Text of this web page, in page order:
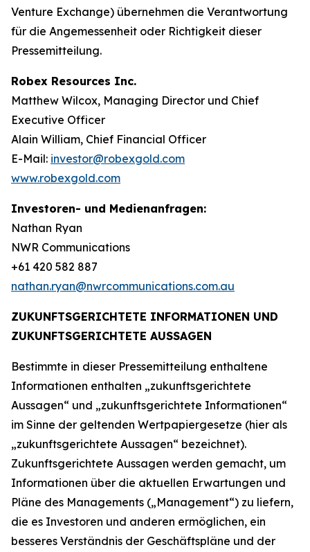
Venture Exchange) übernehmen die Verantwortung
für die Angemessenheit oder Richtigkeit dieser
Pressemitteilung.
Robex Resources Inc.
Matthew Wilcox, Managing Director und Chief
Executive Officer
Alain William, Chief Financial Officer
E-Mail: investor@robexgold.com
www.robexgold.com
Investoren- und Medienanfragen:
Nathan Ryan
NWR Communications
+61 420 582 887
nathan.ryan@nwrcommunications.com.au
ZUKUNFTSGERICHTETE INFORMATIONEN UND
ZUKUNFTSGERICHTETE AUSSAGEN
Bestimmte in dieser Pressemitteilung enthaltene
Informationen enthalten „zukunftsgerichtete
Aussagen“ und „zukunftsgerichtete Informationen“
im Sinne der geltenden Wertpapiergesetze (hier als
„zukunftsgerichtete Aussagen“ bezeichnet).
Zukunftsgerichtete Aussagen werden gemacht, um
Informationen über die aktuellen Erwartungen und
Pläne des Managements („Management“) zu liefern,
die es Investoren und anderen ermöglichen, ein
besseres Verständnis der Geschäftspläne und der